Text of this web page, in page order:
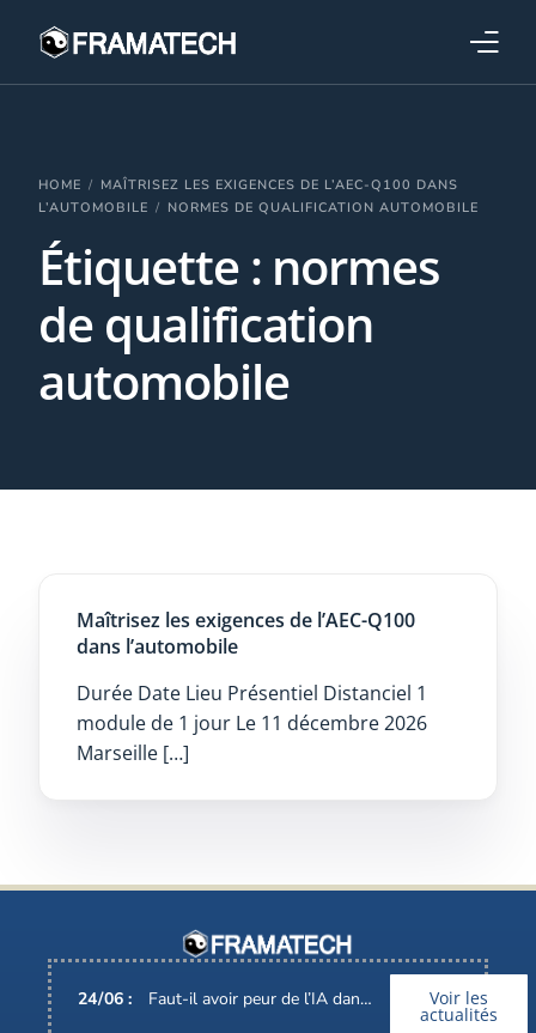
HOME
MAÎTRISEZ LES EXIGENCES DE L’AEC-Q100 DANS
L’AUTOMOBILE
NORMES DE QUALIFICATION AUTOMOBILE
Étiquette : normes
de qualification
automobile
Maîtrisez les exigences de l’AEC-Q100
dans l’automobile
Durée Date Lieu Présentiel Distanciel 1
module de 1 jour Le 11 décembre 2026
Marseille […]
24/06 : Faut-il avoir peur de l’IA dans nos métiers ? Voir les
actualités
Formations
Performance électronique
Stratégies industrielles